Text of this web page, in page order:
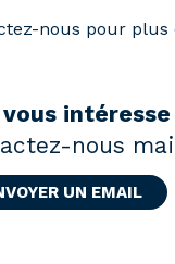
nous pour
vous intéresse
nous
UN EMAIL